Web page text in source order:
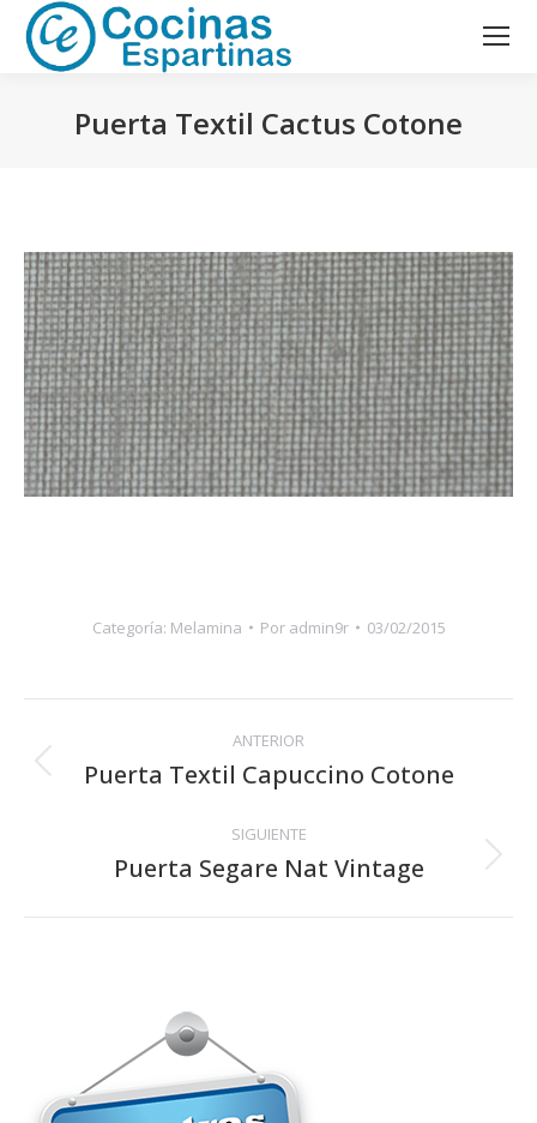
Puerta Textil Cactus Cotone
Categoría: Melamina Por admin9r 03/02/2015
Navegación
entre
ANTERIOR
Proyecto
Puerta Textil Capuccino Cotone
SIGUIENTE
Proyecto
Puerta Segare Nat Vintage